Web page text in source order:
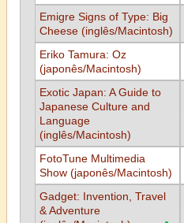
Emigre Signs of Type: Big
Cheese (inglês/Macintosh)
Eriko Tamura: Oz
(japonês/Macintosh)
Exotic Japan: A Guide to
Japanese Culture and
Language
(inglês/Macintosh)
FotoTune Multimedia
Show (japonês/Macintosh)
Gadget: Invention, Travel
& Adventure